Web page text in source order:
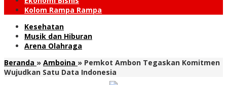
Kolom Rampa Rampa
Kesehatan
Musik dan Hiburan
Arena Olahraga
Beranda » Amboina » Pemkot Ambon Tegaskan Komitmen
Wujudkan Satu Data Indonesia